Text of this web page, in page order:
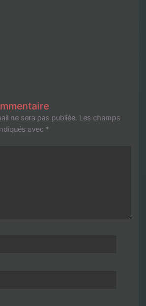
ne sera pas publiée. Les champs
avec *